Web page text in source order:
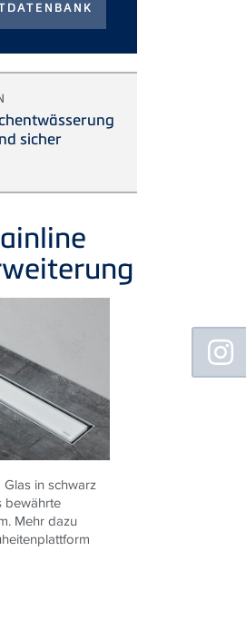
sicher
in schwarz
bewährte
Mehr dazu
Floating